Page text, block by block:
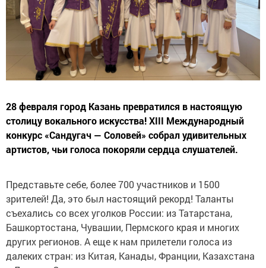
28 февраля город Казань превратился в настоящую
столицу вокального искусства! XIII Международный
конкурс «Сандугач — Соловей» собрал удивительных
артистов, чьи голоса покоряли сердца слушателей.
Представьте себе, более 700 участников и 1500
зрителей! Да, это был настоящий рекорд! Таланты
съехались со всех уголков России: из Татарстана,
Башкортостана, Чувашии, Пермского края и многих
других регионов. А еще к нам прилетели голоса из
далеких стран: из Китая, Канады, Франции, Казахстана